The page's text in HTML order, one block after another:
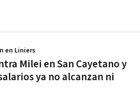
Milei en San Cayetano y
ya no alcanzan ni
en Liniers